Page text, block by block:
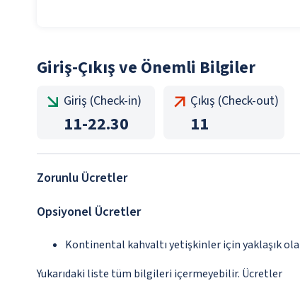
Giriş-Çıkış ve Önemli Bilgiler
Giriş (Check-in)
11-22.30
Çıkış (Check-out)
11
Zorunlu Ücretler
Opsiyonel Ücretler
Kontinental kahvaltı yetişkinler için yaklaşık
Yukarıdaki liste tüm bilgileri içermeyebilir. Ücretler